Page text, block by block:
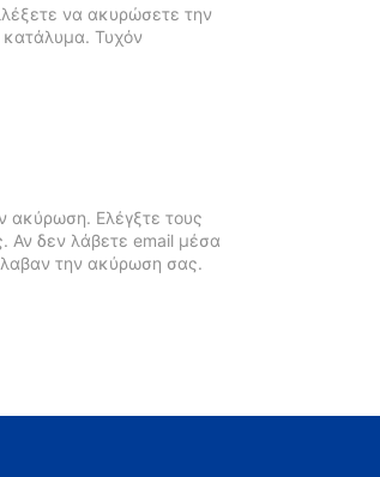
να ακυρώσετε την
κατάλυμα. Τυχόν
ακύρωση. Ελέγξτε τους
Αν δεν λάβετε email μέσα
την ακύρωση σας.